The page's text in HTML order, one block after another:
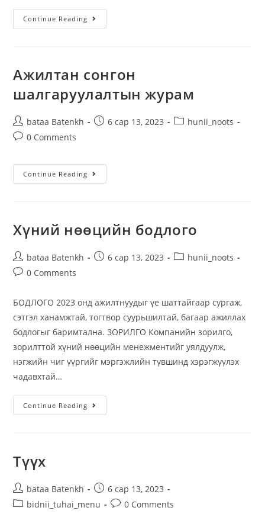
Continue Reading
Ажилтан сонгон
шалгаруулалтын журам
bataa Batenkh 6 сар 13, 2023
hunii_noots
0 Comments
Continue Reading
Хүний нөөцийн бодлого
bataa Batenkh 6 сар 13, 2023
hunii_noots
0 Comments
БОДЛОГО 2023 онд ажилтнуудыг үе шаттайгаар сургаж,
сэтгэл ханамжтай, тогтвор суурьшилтай, багаар ажиллах
бодлогыг баримтална. ЗОРИЛГО Компанийн зорилго,
зорилттой хүний нөөцийн менежментийг уялдуулж,
нэгжийн чиг үүргийг мэргэжлийн түвшинд хэрэгжүүлэх
чадавхтай…
Continue Reading
Түүх
bataa Batenkh
6 сар 13, 2023
bidnii_tuhai_menu
0 Comments